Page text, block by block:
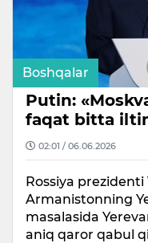
Boshqalar
Putin:
faqat bitta
02:01 / 06.06.2026
Rossiya
Armanistonning
masalasida
aniq qaror qabul